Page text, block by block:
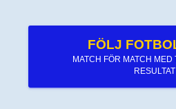
FÖLJ
MATCH FÖR MATCH MED
RESULTAT